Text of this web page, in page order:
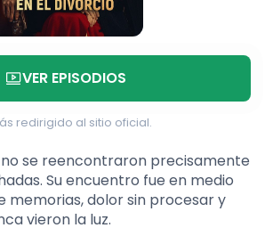
VER EPISODIOS
redirigido al sitio oficial.
se reencontraron precisamente
Su encuentro fue en medio
memorias, dolor sin procesar y
vieron la luz.